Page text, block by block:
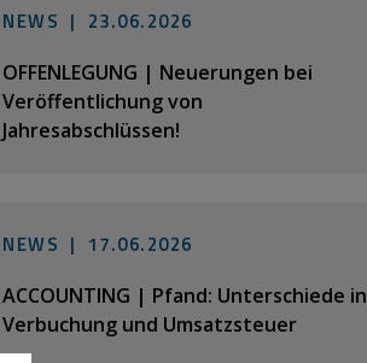
NEWS | 23.06.2026
OFFENLEGUNG | Neuerungen bei
Veröffentlichung von
Jahresabschlüssen!
NEWS | 17.06.2026
ACCOUNTING | Pfand: Unterschiede in
Verbuchung und Umsatzsteuer